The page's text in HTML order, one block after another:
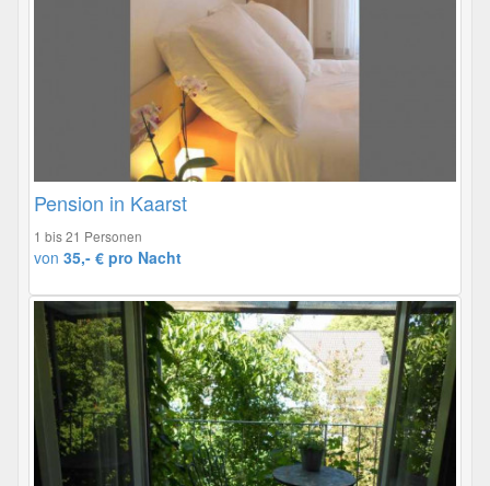
Pension in Kaarst
1 bis 21 Personen
von 35,- € pro Nacht